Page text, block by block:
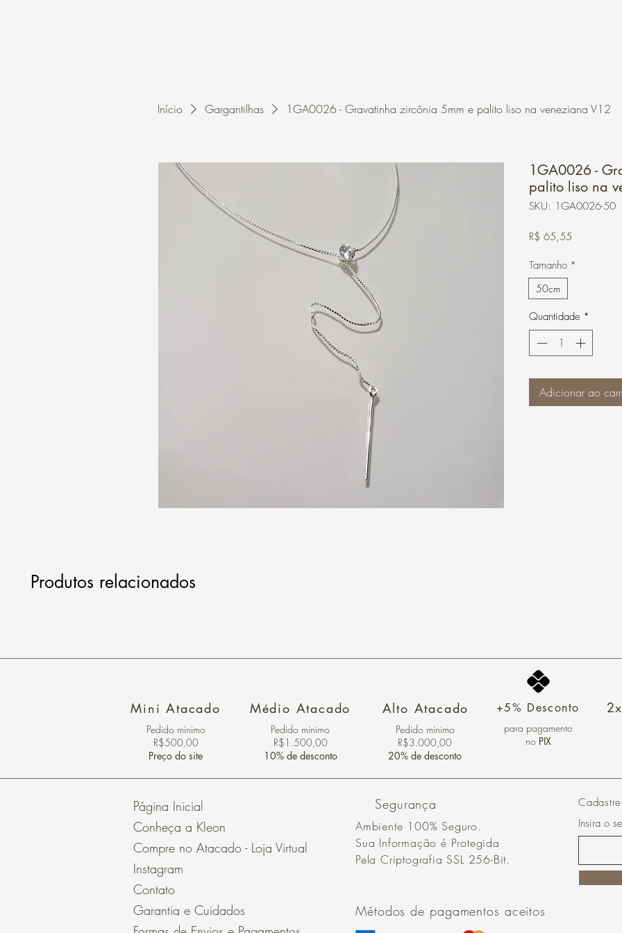
Início Gargantilhas 1GA0026 - Gravatinha zircônia 5mm e palito liso na veneziana V12
1GA0026 -
palito liso na
SKU: 1GA0026-50
R$ 65,55
Tamanho *
50cm
Quantidade *
Adicionar ao
Produtos relacionados
Mini Atacado
Pedido ​mínimo
R$500,00
Preço do site
Médio Atacado
Pedido mínimo
R$1.500,00
10% de desconto
Alto Atacado
Pedido mínimo
R$3.000,00
20% de desconto
+5% Desconto
para pagamento
no PIX
Página Inicial
Conheça a Kleon
Compre no Atacado - Loja Virtual
Instagram
Contato
Garantia e Cuidados
Segurança
Ambiente 100% Seguro.
Sua Informação é Protegida
Pela Criptografia SSL 256-Bit.
Métodos de pagamentos aceitos
Insira o